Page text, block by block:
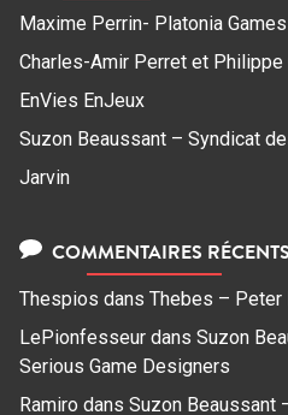
Maxime Perrin- Platonia Games
Charles-Amir Perret et
EnVies EnJeux
Suzon Beaussant – Syndicat
Jarvin
COMMENTAIRES RÉCENTS
Thespios dans Thebes – Peter
LePionfesseur dans Suzon
Serious Game Designers
Ramiro dans Suzon Beaussant